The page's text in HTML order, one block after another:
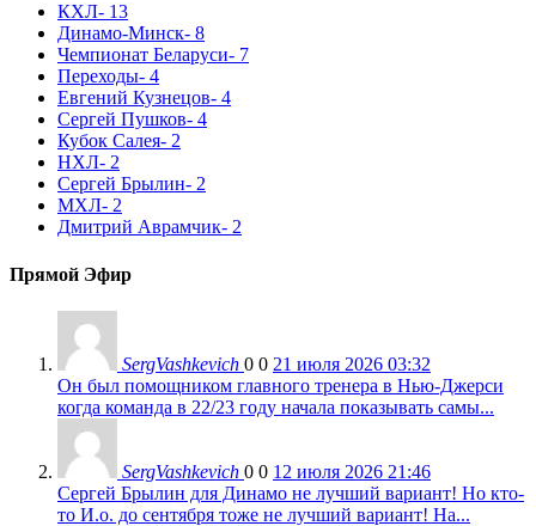
КХЛ- 13
Динамо-Минск- 8
Чемпионат Беларуси- 7
Переходы- 4
Евгений Кузнецов- 4
Сергей Пушков- 4
Кубок Салея- 2
НХЛ- 2
Сергей Брылин- 2
МХЛ- 2
Дмитрий Аврамчик- 2
Прямой Эфир
SergVashkevich 0 0 21 июля 2026 03:32
Он был помощником главного тренера в Нью-Джерси
когда команда в 22/23 году начала показывать самы...
SergVashkevich 0 0 12 июля 2026 21:46
Сергей Брылин для Динамо не лучший вариант! Но кто-
то И.о. до сентября тоже не лучший вариант! На...